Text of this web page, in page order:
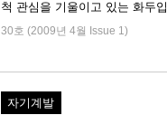
척 관심을 기울이고 있는 화두
30호 (2009년 4월 Issue 1)
자기계발